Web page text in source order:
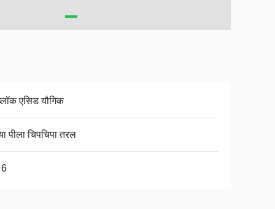
एसिड यौगिक
पीला चिपचिपा तरल